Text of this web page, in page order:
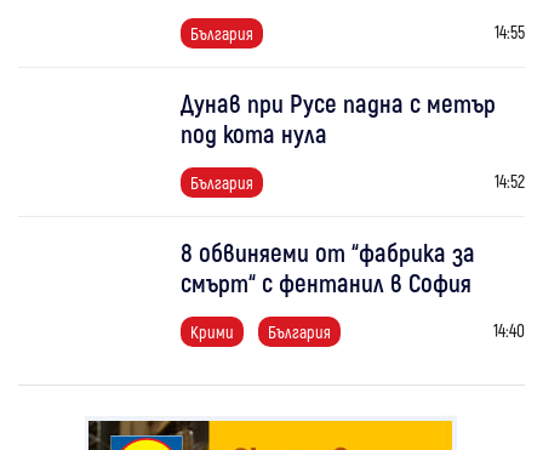
България 14:55
Дунав при Русе падна с метър
под кота нула
България 14:52
8 обвиняеми от “фабрика за
смърт“ с фентанил в София
Крими България 14:40